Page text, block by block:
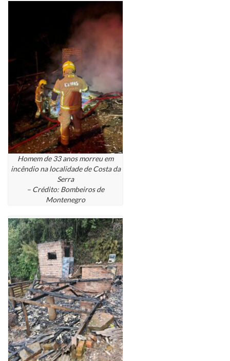
Homem de 33 anos morreu em
incêndio na localidade de Costa da
Serra
– Crédito: Bombeiros de
Montenegro